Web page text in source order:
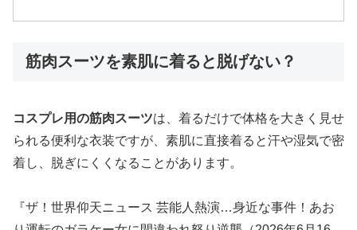
筋肉スーツを素肌に着ると脱げない？
コスプレ用の筋肉スーツは、着るだけで体格を大きく見せ
られる便利な衣装ですが、素肌に直接着ると汗や湿気で密
着し、脱ぎにくくなることがあります。
『ザ！世界仰天ニュース 芸能人熱演…身近な事件！あお